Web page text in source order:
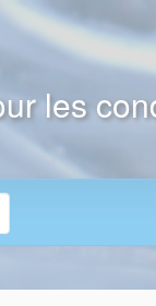
les